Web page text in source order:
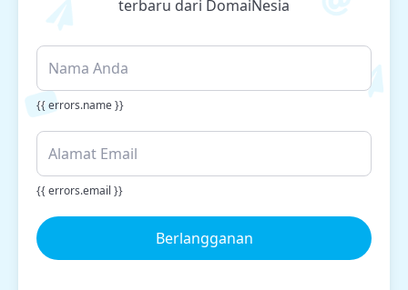
terbaru dari DomaiNesia
{{ errors.name }}
{{ errors.email }}
Berlangganan